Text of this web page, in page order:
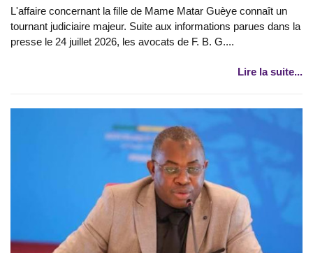
L'affaire concernant la fille de Mame Matar Guèye connaît un
tournant judiciaire majeur. Suite aux informations parues dans la
presse le 24 juillet 2026, les avocats de F. B. G....
Lire la suite...